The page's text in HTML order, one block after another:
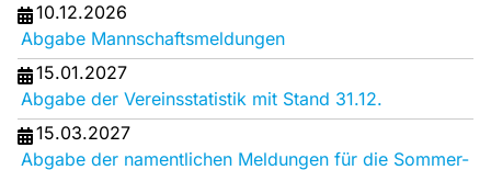
10.12.2026
Abgabe Mannschaftsmeldungen
15.01.2027
Abgabe der Vereinsstatistik mit Stand 31.12.
15.03.2027
Abgabe der namentlichen Meldungen für die Sommer-